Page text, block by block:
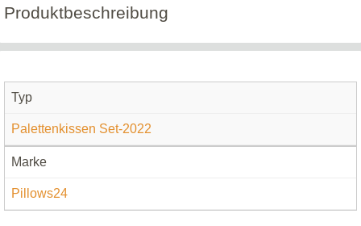
Produktbeschreibung
Typ
Palettenkissen Set-2022
Marke
Pillows24